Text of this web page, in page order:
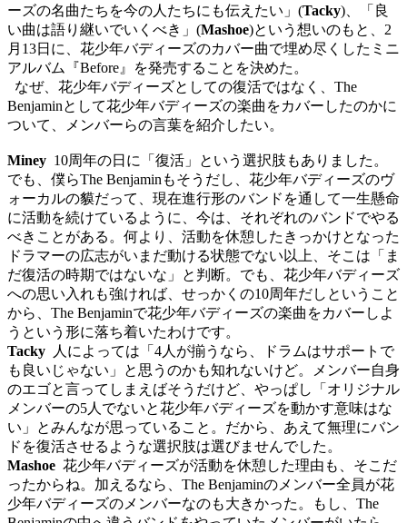
ーズの名曲たちを今の人たちにも伝えたい」 (Tacky) 、「良
い曲は語り継いでいくべき」 (Mashoe)という想いのもと、 2
月 13日に、花少年バディーズのカバー曲で埋め尽くしたミニ
アルバム『Before 』を発売することを決めた。
なぜ、花少年バディーズとしての復活ではなく、 The
Benjaminとして花少年バディーズの楽曲をカバーしたのかに
ついて、メンバーらの言葉を紹介したい。
Miney 10周年の日に「復活」という選択肢もありました。
でも、僕らThe Benjamin もそうだし、花少年バディーズのヴ
ォーカルの貘だって、現在進行形のバンドを通して一生懸命
に活動を続けているように、今は、それぞれのバンドでやる
べきことがある。何より、活動を休憩したきっかけとなった
ドラマーの広志がいまだ動ける状態でない以上、そこは「ま
だ復活の時期ではないな」と判断。でも、花少年バディーズ
への思い入れも強ければ、せっかくの10周年だしということ
から、 The Benjaminで花少年バディーズの楽曲をカバーしよ
うという形に落ち着いたわけです。
Tacky
人によっては「 4人が揃うなら、ドラムはサポートで
も良いじゃない」と思うのかも知れないけど。メンバー自身
のエゴと言ってしまえばそうだけど、やっぱし「オリジナル
メンバーの5人でないと花少年バディーズを動かす意味はな
い」とみんなが思っていること。だから、あえて無理にバン
ドを復活させるような選択肢は選びませんでした。
Mashoe 花少年バディーズが活動を休憩した理由も、そこだ
ったからね。加えるなら、 The Benjaminのメンバー全員が花
少年バディーズのメンバーなのも大きかった。もし、 The